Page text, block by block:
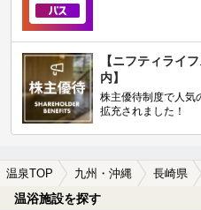
【ニフティライ
内】
株主優待制度で人気
拡充されました！
温泉TOP 九州・沖縄 長崎県
温浴施設を探す